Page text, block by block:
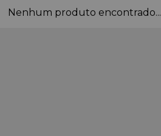
Nenhum produto encontrado...